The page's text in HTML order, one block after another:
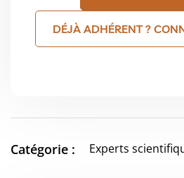
DÉJÀ ADHÉRENT ?
Catégorie : Experts